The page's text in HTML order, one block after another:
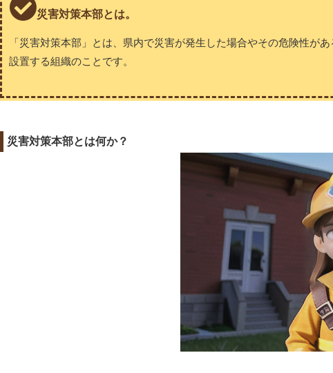
災害対策本部とは。
「災害対策本部」とは、県内で災害が発生した場合やその危険性が
設置する組織のことです。
災害対策本部とは何か？